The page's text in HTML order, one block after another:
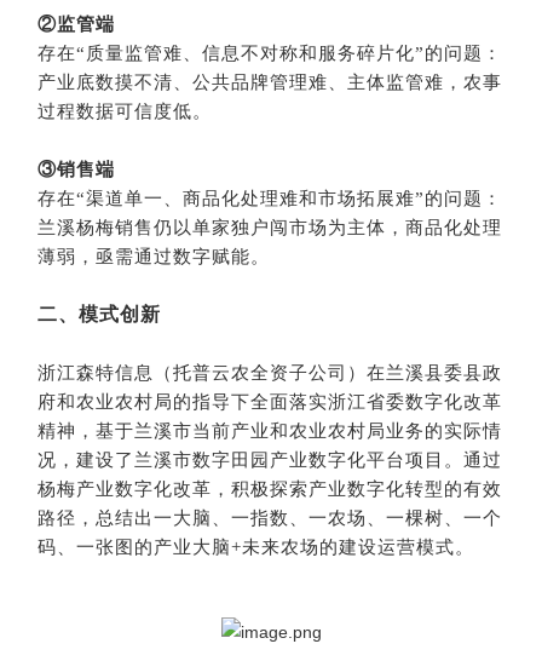
②监管端
存在“质量监管难、信息不对称和服务碎片化”的问题：
产业底数摸不清、公共品牌管理难、主体监管难，农事
过程数据可信度低。
③销售端
存在“渠道单一、商品化处理难和市场拓展难”的问题：
兰溪杨梅销售仍以单家独户闯市场为主体，商品化处理
薄弱，亟需通过数字赋能。
二、模式创新
浙江森特信息（托普云农全资子公司）在兰溪县委县政
府和农业农村局的指导下全面落实浙江省委数字化改革
精神，基于兰溪市当前产业和农业农村局业务的实际情
况，建设了兰溪市数字田园产业数字化平台项目。通过
杨梅产业数字化改革，积极探索产业数字化转型的有效
路径，总结出一大脑、一指数、一农场、一棵树、一个
码、一张图的产业大脑+未来农场的建设运营模式。